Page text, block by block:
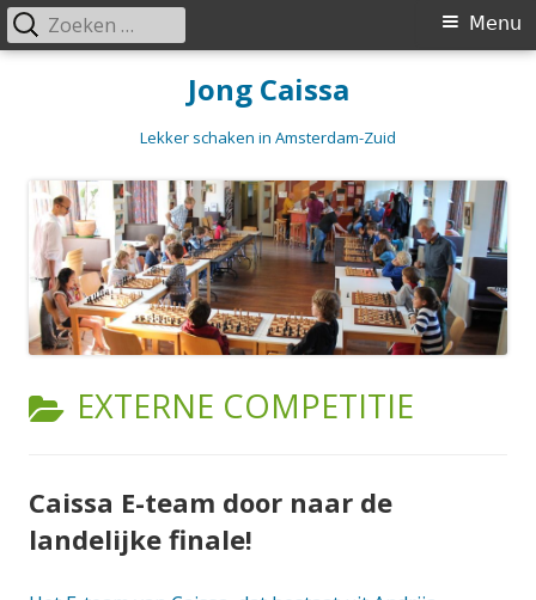
Jong Caissa
Lekker schaken in Amsterdam-Zuid
Primair
Menu
Zoeken
naar:
CATEGORIE:
EXTERNE COMPETITIE
Caissa E-team door naar de
landelijke finale!